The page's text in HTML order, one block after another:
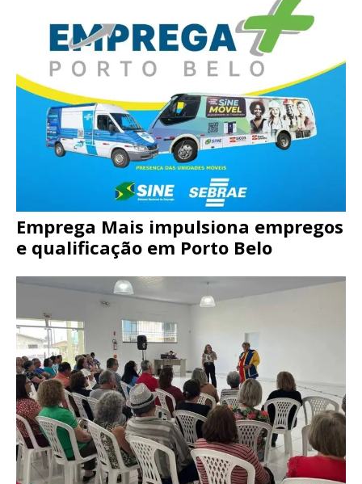
Emprega Mais impulsiona empregos
e qualificação em Porto Belo